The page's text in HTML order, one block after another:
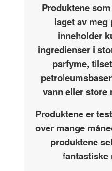
Produktene
laget av meg
inneholder
ingredienser i
parfyme,
vann eller store
Produktene er
over mange
produktene
fantastiske